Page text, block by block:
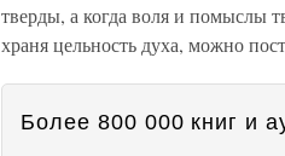
тверды, а когда воля и помыслы
храня цельность духа, можно
Более 800 000 книг и